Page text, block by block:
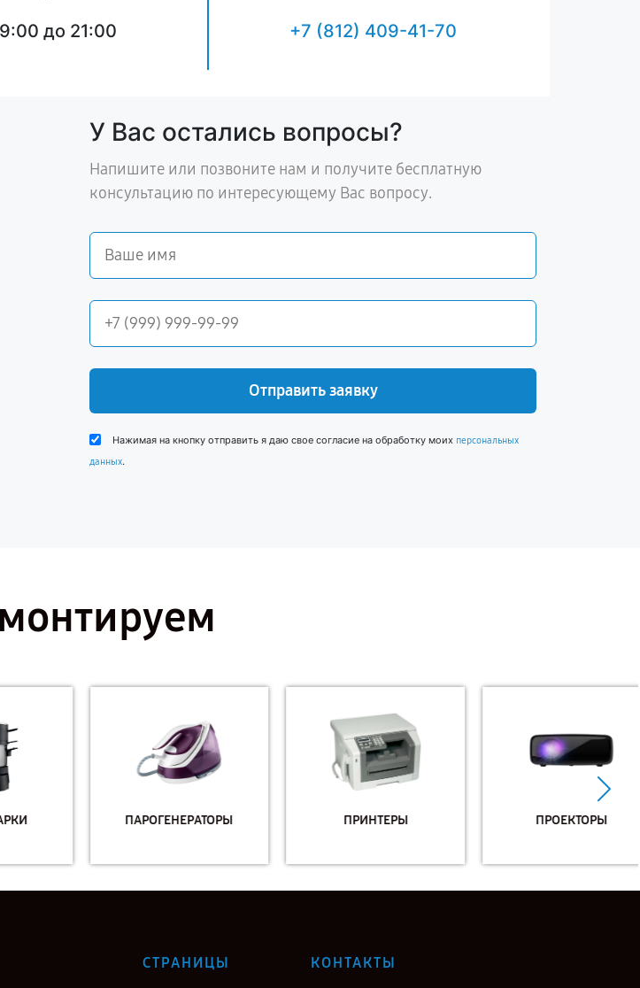
до 21:00 +7 (812) 409-41-70
У Вас остались вопросы?
Напишите или позвоните нам и получите бесплатную
консультацию по интересующему Вас вопросу.
Отправить заявку
Нажимая на кнопку отправить я даю свое согласие на обработку моих персональных
данных.
ПАРОГЕНЕРАТОРЫ ПРИНТЕРЫ ПРОЕКТОРЫ
СТРАНИЦЫ КОНТАКТЫ